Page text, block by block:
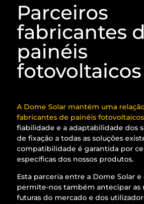
Parceiros
fabricantes
painéis
fotovoltaicos
A Dome Solar mantém uma
fabricantes de painéis fotovoltaicos
fiabilidade e a adaptabilidade dos
de fixação a todas as soluções
compatibilidade é garantida por
específicas dos nossos produtos.
Esta parceria entre a Dome Solar
permite-nos também antecipar as
futuras do mercado e dos